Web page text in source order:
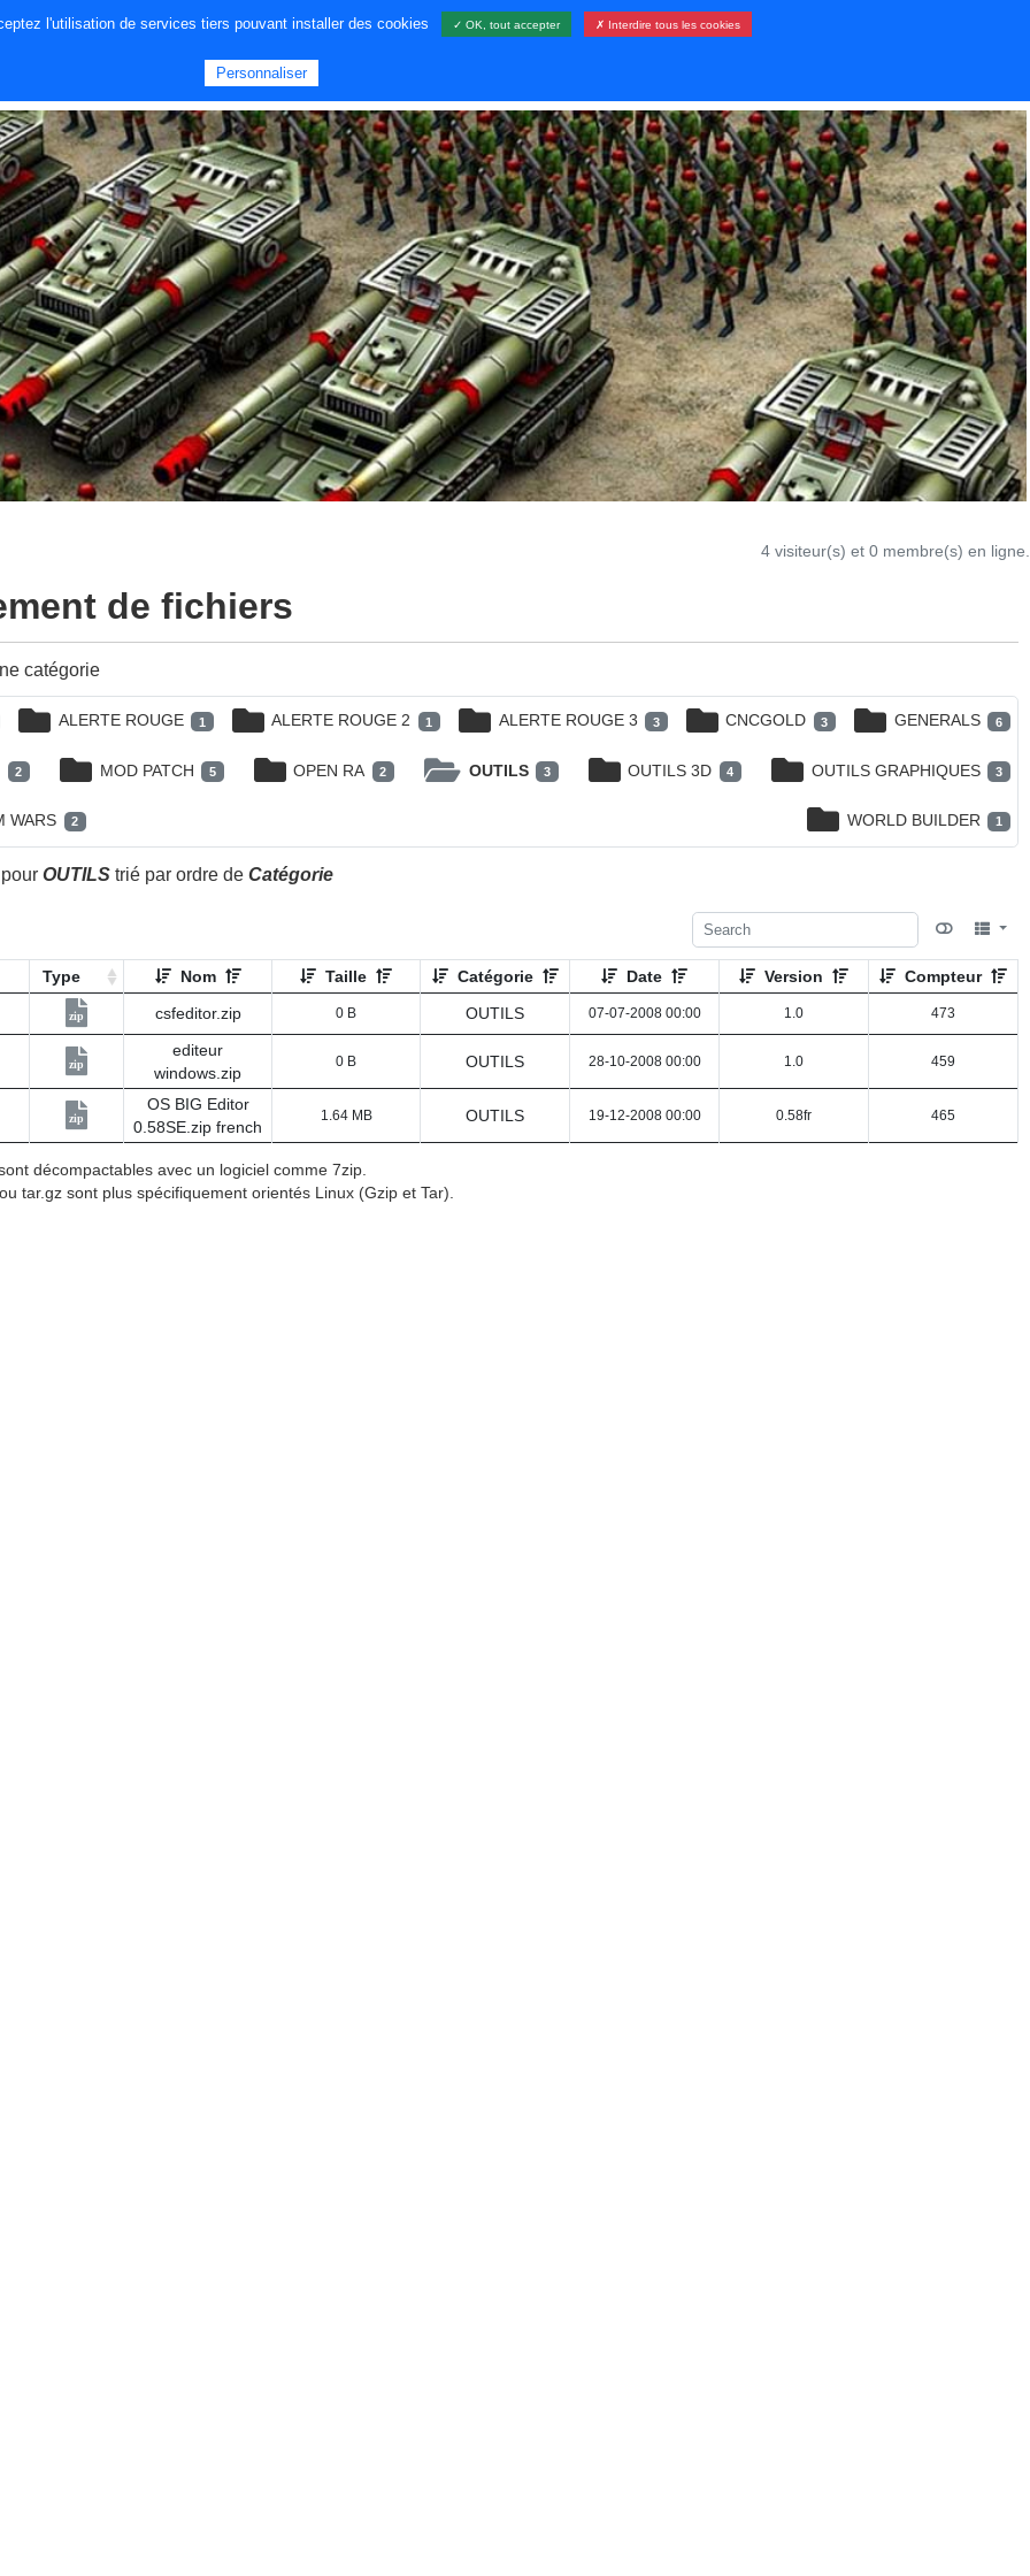
4 visiteur(s) et 0 membre(s) en ligne.
de fichiers
catégorie
ALERTE ROUGE 1 ALERTE ROUGE 2 1 ALERTE ROUGE 3 3 CNCGOLD 3 GENERALS 6
2 MOD PATCH 5 OPEN RA 2 OUTILS 3 OUTILS 3D 4 OUTILS GRAPHIQUES 3
WARS 2 WORLD BUILDER 1
pourOUTILS trié par ordre deCatégorie
Type Nom Taille Catégorie Date Version Compteur
zip csfeditor.zip 0 B OUTILS 07-07-2008 00:00 1.0 473
zip
editeur
windows.zip
0 B OUTILS 28-10-2008 00:00 1.0 459
zip
OS BIG Editor
0.58SE.zip french
1.64 MB OUTILS 19-12-2008 00:00 0.58fr 465
décompactables avec un logiciel comme 7zip.
tar.gz sont plus spécifiquement orientés Linux (Gzip et Tar).
l'utilisation de services tiers pouvant installer des cookies ✓ OK, tout accepter ✗ Interdire tous les cookies
Personnaliser